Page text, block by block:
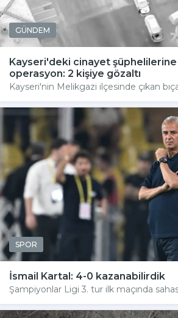
GÜNDEM
Kayseri'deki cinayet
operasyon: 2 kişiye gözaltı
Kayseri'nin Melikgazi ilçesinde çıkan
SPOR
İsmail Kartal: 4-0 kazanabilirdik
Şampiyonlar Ligi 3. tur ilk maçında